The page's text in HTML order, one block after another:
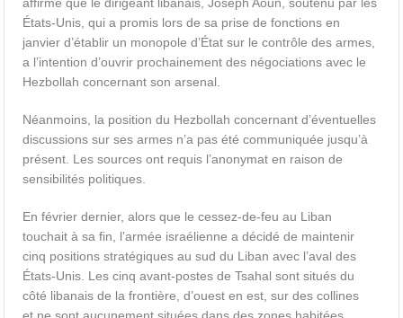
affirmé que le dirigeant libanais, Joseph Aoun, soutenu par les
États-Unis, qui a promis lors de sa prise de fonctions en
janvier d’établir un monopole d’État sur le contrôle des armes,
a l’intention d’ouvrir prochainement des négociations avec le
Hezbollah concernant son arsenal.
Néanmoins, la position du Hezbollah concernant d’éventuelles
discussions sur ses armes n’a pas été communiquée jusqu’à
présent. Les sources ont requis l’anonymat en raison de
sensibilités politiques.
En février dernier, alors que le cessez-de-feu au Liban
touchait à sa fin, l’armée israélienne a décidé de maintenir
cinq positions stratégiques au sud du Liban avec l’aval des
États-Unis. Les cinq avant-postes de Tsahal sont situés du
côté libanais de la frontière, d’ouest en est, sur des collines